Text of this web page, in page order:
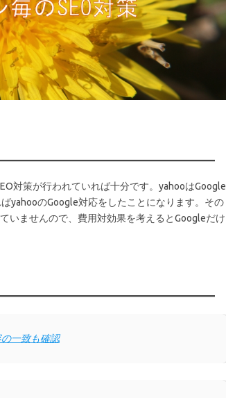
対策が行われていれば十分です。yahooはGoogle
yahooのGoogle対応をしたことになります。その
いませんので、費用対効果を考えるとGoogleだけ
一致も確認